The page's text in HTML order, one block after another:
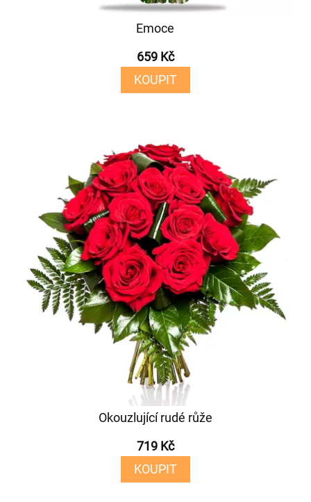
Emoce
659 Kč
KOUPIT
Okouzlující rudé růže
719 Kč
KOUPIT